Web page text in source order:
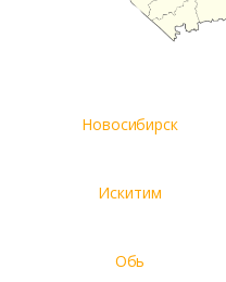
Новосибирск
Искитим
Обь